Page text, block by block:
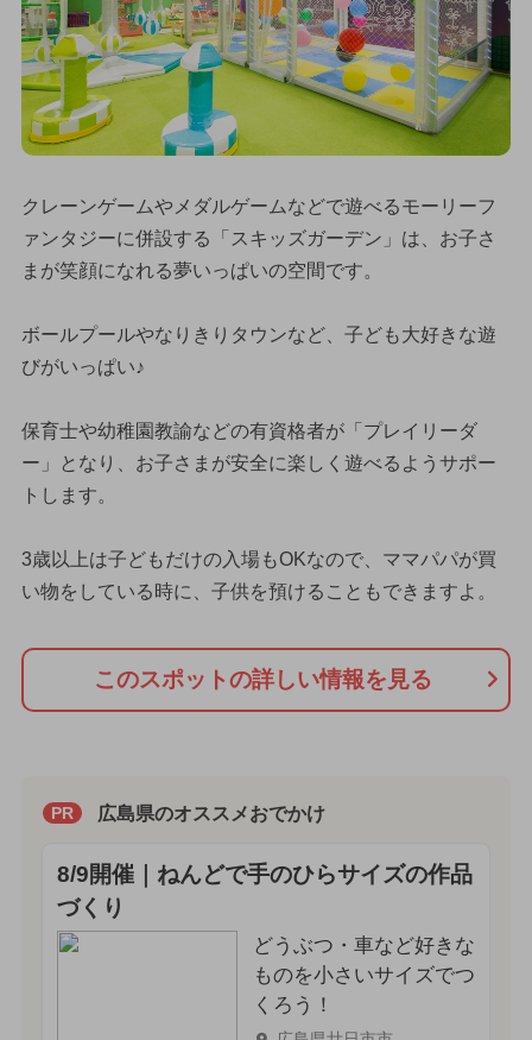
クレーンゲームやメダルゲームなどで遊べるモーリーフ
ァンタジーに併設する「スキッズガーデン」は、お子さ
まが笑顔になれる夢いっぱいの空間です。
ボールプールやなりきりタウンなど、子ども大好きな遊
びがいっぱい♪
保育士や幼稚園教諭などの有資格者が「プレイリーダ
ー」となり、お子さまが安全に楽しく遊べるようサポー
トします。
3歳以上は子どもだけの入場もOKなので、ママパパが買
い物をしている時に、子供を預けることもできますよ。
このスポットの詳しい情報を見る
PR 広島県のオススメおでかけ
8/9開催｜ねんどで手のひらサイズの作品
づくり
どうぶつ・車など好きな
ものを小さいサイズでつ
くろう！